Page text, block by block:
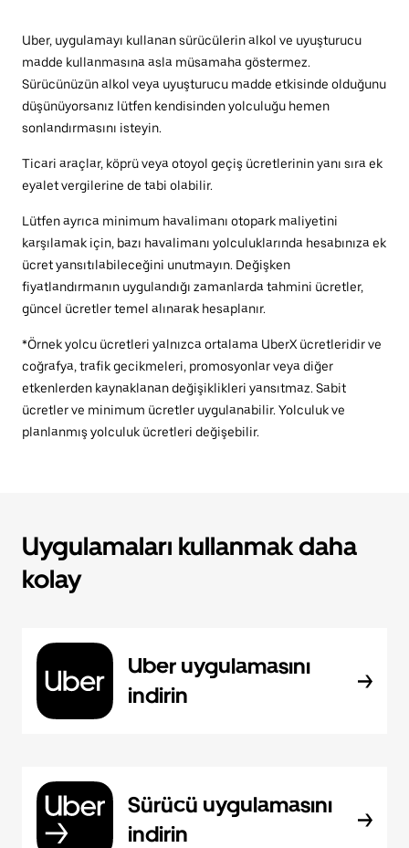
Uber, uygulamayı kullanan sürücülerin alkol ve uyuşturucu
madde kullanmasına asla müsamaha göstermez.
Sürücünüzün alkol veya uyuşturucu madde etkisinde olduğunu
düşünüyorsanız lütfen kendisinden yolculuğu hemen
sonlandırmasını isteyin.
Ticari araçlar, köprü veya otoyol geçiş ücretlerinin yanı sıra ek
eyalet vergilerine de tabi olabilir.
Lütfen ayrıca minimum havalimanı otopark maliyetini
karşılamak için, bazı havalimanı yolculuklarında hesabınıza ek
ücret yansıtılabileceğini unutmayın. Değişken
fiyatlandırmanın uygulandığı zamanlarda tahmini ücretler,
güncel ücretler temel alınarak hesaplanır.
*Örnek yolcu ücretleri yalnızca ortalama UberX ücretleridir ve
coğrafya, trafik gecikmeleri, promosyonlar veya diğer
etkenlerden kaynaklanan değişiklikleri yansıtmaz. Sabit
ücretler ve minimum ücretler uygulanabilir. Yolculuk ve
planlanmış yolculuk ücretleri değişebilir.
Uygulamaları kullanmak daha
kolay
Uber uygulamasını
indirin
Sürücü uygulamasını
indirin